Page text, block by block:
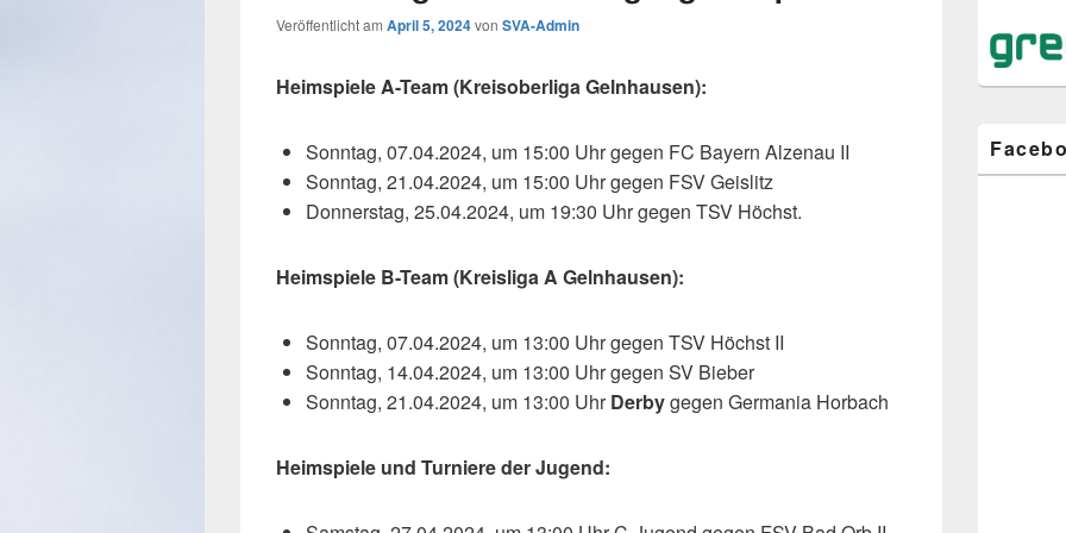
Veröffentlicht am April 5, 2024von SVA-Admin
Heimspiele A-Team (Kreisoberliga Gelnhausen):
Sonntag, 07.04.2024, um 15:00 Uhr gegen FC Bayern Alzenau II
Sonntag, 21.04.2024, um 15:00 Uhr gegen FSV Geislitz
Donnerstag, 25.04.2024, um 19:30 Uhr gegen TSV Höchst.
Heimspiele B-Team (Kreisliga A Gelnhausen):
Sonntag, 07.04.2024, um 13:00 Uhr gegen TSV Höchst II
Sonntag, 14.04.2024, um 13:00 Uhr gegen SV Bieber
Sonntag, 21.04.2024, um 13:00 UhrDerbygegen Germania Horbach
Heimspiele und Turniere der Jugend: